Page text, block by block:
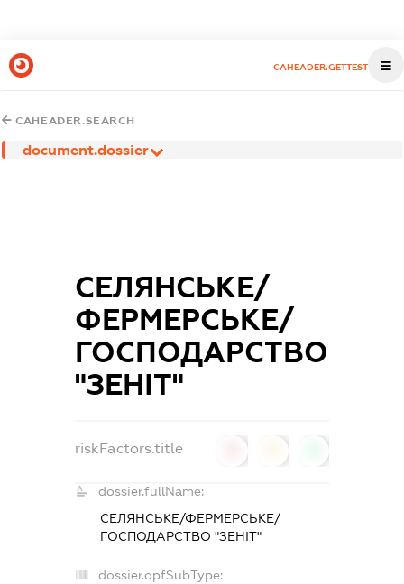
CAHEADER.GETTEST
CAHEADER.SEARCH
document.dossier
СЕЛЯНСЬКЕ/
ФЕРМЕРСЬКЕ/
ГОСПОДАРСТВО
"ЗЕНІТ"
riskFactors.title
dossier.fullName:
СЕЛЯНСЬКЕ/ФЕРМЕРСЬКЕ/
ГОСПОДАРСТВО "ЗЕНІТ"
dossier.opfSubType: